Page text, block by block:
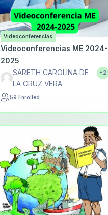
Videoconferencias
Videoconferencias ME 2024-
2025
SARETH CAROLINA DE
LA CRUZ VERA
+2
59 Enrolled